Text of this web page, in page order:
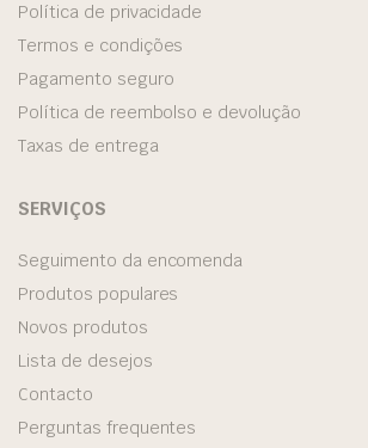
Política de privacidade
Termos e condições
Pagamento seguro
Política de reembolso e devolução
Taxas de entrega
SERVIÇOS
Seguimento da encomenda
Produtos populares
Novos produtos
Lista de desejos
Contacto
Perguntas frequentes